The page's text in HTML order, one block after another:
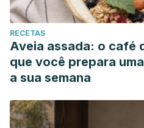
RECETAS
Aveia assada: o café
que você prepara
a sua semana